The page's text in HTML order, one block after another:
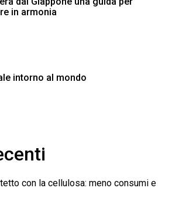
in armonia
intorno al mondo
con la cellulosa: meno consumi e